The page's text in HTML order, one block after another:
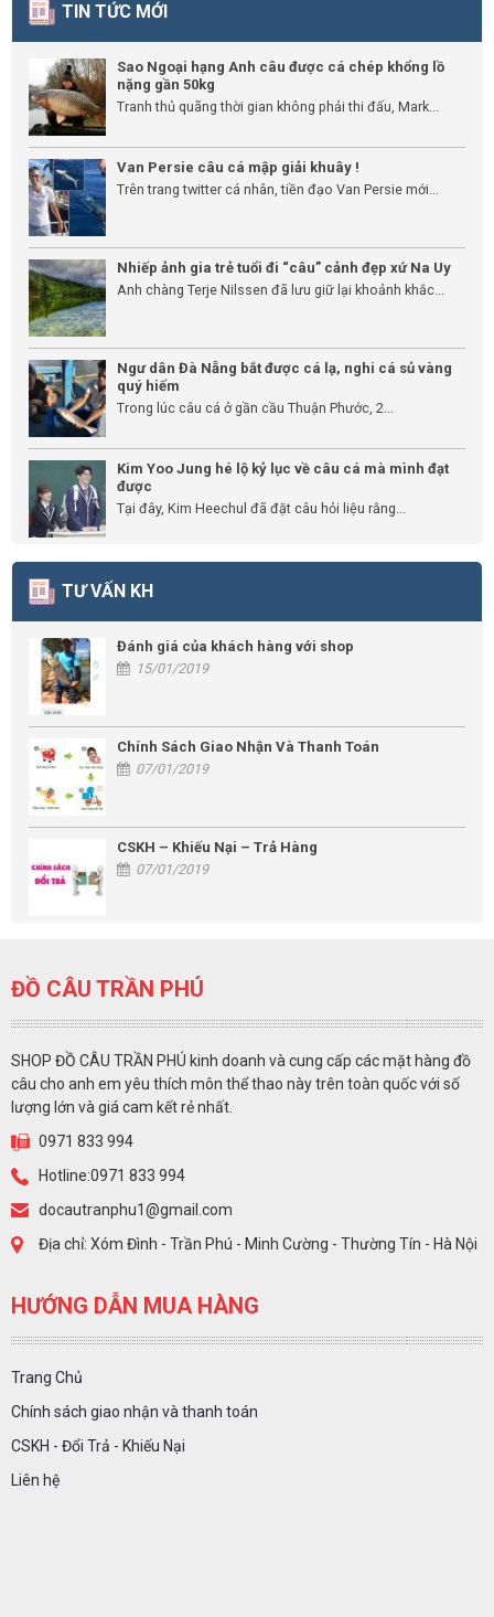
TIN TỨC MỚI
Sao Ngoại hạng Anh câu được cá chép khổng lồ
nặng gần 50kg
Tranh thủ quãng thời gian không phải thi đấu, Mark...
Van Persie câu cá mập giải khuây !
Trên trang twitter cá nhân, tiền đạo Van Persie mới...
Nhiếp ảnh gia trẻ tuổi đi “câu” cảnh đẹp xứ Na Uy
Anh chàng Terje Nilssen đã lưu giữ lại khoảnh khắc...
Ngư dân Đà Nẵng bắt được cá lạ, nghi cá sủ vàng
quý hiếm
Trong lúc câu cá ở gần cầu Thuận Phước, 2...
Kim Yoo Jung hé lộ kỷ lục về câu cá mà mình đạt
được
Tại đây, Kim Heechul đã đặt câu hỏi liệu rằng...
TƯ VẤN KH
Đánh giá của khách hàng với shop
15/01/2019
Chính Sách Giao Nhận Và Thanh Toán
07/01/2019
CSKH – Khiếu Nại – Trả Hàng
07/01/2019
ĐỒ CÂU TRẦN PHÚ
SHOP ĐỒ CÂU TRẦN PHÚ kinh doanh và cung cấp các mặt hàng đồ
câu cho anh em yêu thích môn thể thao này trên toàn quốc với số
lượng lớn và giá cam kết rẻ nhất.
0971 833 994
Hotline:0971 833 994
docautranphu1@gmail.com
Địa chỉ: Xóm Đình - Trần Phú - Minh Cường - Thường Tín - Hà Nội
HƯỚNG DẪN MUA HÀNG
Trang Chủ
Chính sách giao nhận và thanh toán
CSKH - Đổi Trả - Khiếu Nại
Liên hệ